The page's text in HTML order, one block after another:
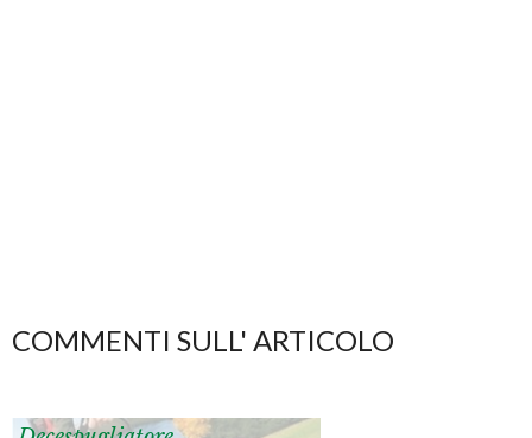
COMMENTI SULL' ARTICOLO